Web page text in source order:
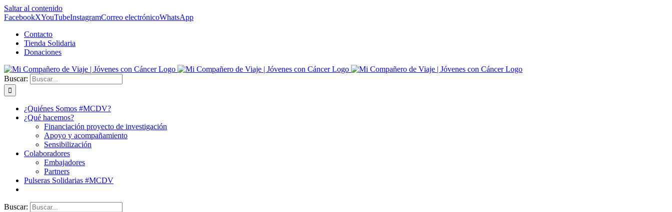
Saltar al contenido
FacebookXYouTubeInstagramCorreo electrónicoWhatsApp
Contacto
Tienda Solidaria
Donaciones
Buscar:
¿Quiénes Somos #MCDV?
¿Qué hacemos?
Financiación proyecto de investigación
Apoyo y acompañamiento
Sensibilización
Colaboradores
Embajadores
Partners
Pulseras Solidarias #MCDV
Buscar: